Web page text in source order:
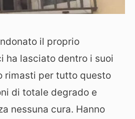
il proprio
ha lasciato dentro i suoi
rimasti per tutto questo
di totale degrado e
nessuna cura. Hanno